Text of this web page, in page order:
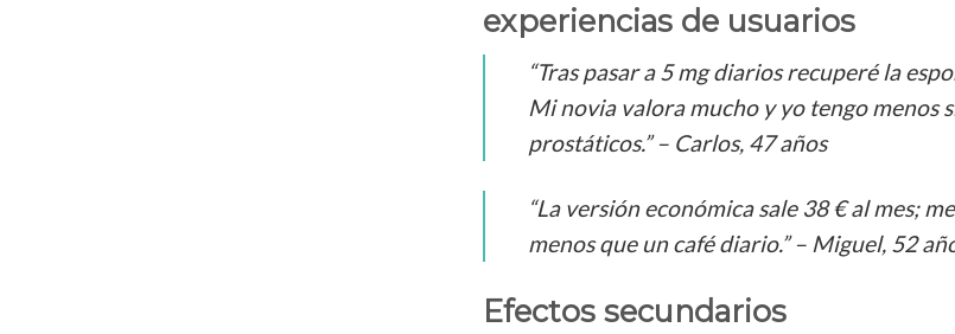
experiencias de usuarios
“Tras pasar a 5 mg diarios recuperé la
Mi novia valora mucho y yo tengo menos
prostáticos.” – Carlos, 47 años
“La versión económica sale 38 € al mes;
menos que un café diario.” – Miguel, 52
Efectos secundarios